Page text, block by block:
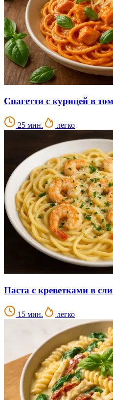
Спагетти с курицей в
25 мин. легко
Паста с креветками в
15 мин. легко